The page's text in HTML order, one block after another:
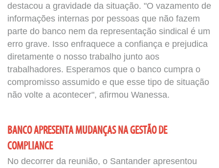
destacou a gravidade da situação. "O vazamento de
informações internas por pessoas que não fazem
parte do banco nem da representação sindical é um
erro grave. Isso enfraquece a confiança e prejudica
diretamente o nosso trabalho junto aos
trabalhadores. Esperamos que o banco cumpra o
compromisso assumido e que esse tipo de situação
não volte a acontecer", afirmou Wanessa.
BANCO APRESENTA MUDANÇAS NA GESTÃO DE
COMPLIANCE
No decorrer da reunião, o Santander apresentou